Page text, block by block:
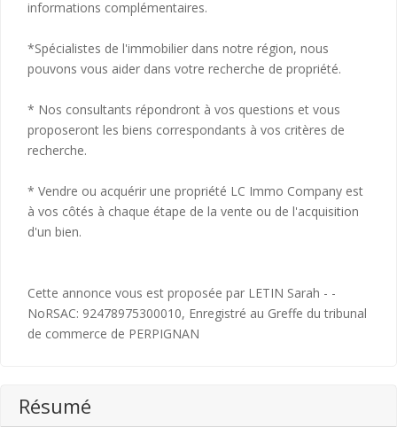
informations complémentaires.
*Spécialistes de l'immobilier dans notre région, nous
pouvons vous aider dans votre recherche de propriété.
* Nos consultants répondront à vos questions et vous
proposeront les biens correspondants à vos critères de
recherche.
* Vendre ou acquérir une propriété LC Immo Company est
à vos côtés à chaque étape de la vente ou de l'acquisition
d'un bien.
Cette annonce vous est proposée par LETIN Sarah - -
NoRSAC: 92478975300010, Enregistré au Greffe du tribunal
de commerce de PERPIGNAN
Résumé